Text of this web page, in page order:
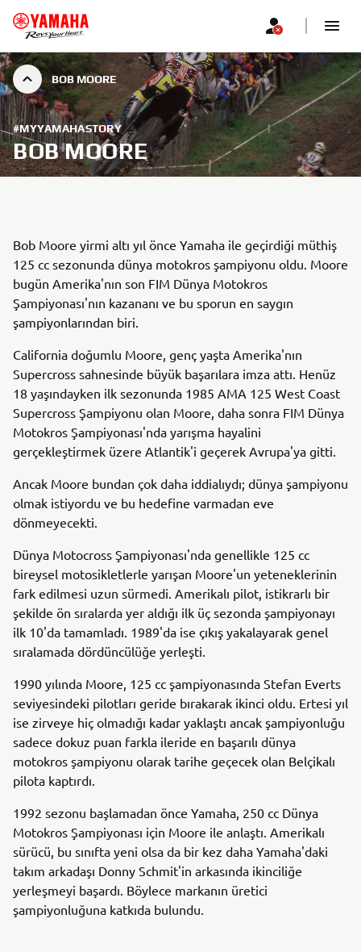
BOB MOORE
#MYYAMAHASTORY
BOB MOORE
Bob Moore yirmi altı yıl önce Yamaha ile geçirdiği müthiş
125 cc sezonunda dünya motokros şampiyonu oldu. Moore
bugün Amerika'nın son FIM Dünya Motokros
Şampiyonası'nın kazananı ve bu sporun en saygın
şampiyonlarından biri.
California doğumlu Moore, genç yaşta Amerika'nın
Supercross sahnesinde büyük başarılara imza attı. Henüz
18 yaşındayken ilk sezonunda 1985 AMA 125 West Coast
Supercross Şampiyonu olan Moore, daha sonra FIM Dünya
Motokros Şampiyonası'nda yarışma hayalini
gerçekleştirmek üzere Atlantik'i geçerek Avrupa'ya gitti.
Ancak Moore bundan çok daha iddialıydı; dünya şampiyonu
olmak istiyordu ve bu hedefine varmadan eve
dönmeyecekti.
Dünya Motocross Şampiyonası'nda genellikle 125 cc
bireysel motosikletlerle yarışan Moore'un yeteneklerinin
fark edilmesi uzun sürmedi. Amerikalı pilot, istikrarlı bir
şekilde ön sıralarda yer aldığı ilk üç sezonda şampiyonayı
ilk 10'da tamamladı. 1989'da ise çıkış yakalayarak genel
sıralamada dördüncülüğe yerleşti.
1990 yılında Moore, 125 cc şampiyonasında Stefan Everts
seviyesindeki pilotları geride bırakarak ikinci oldu. Ertesi yıl
ise zirveye hiç olmadığı kadar yaklaştı ancak şampiyonluğu
sadece dokuz puan farkla ileride en başarılı dünya
motokros şampiyonu olarak tarihe geçecek olan Belçikalı
pilota kaptırdı.
1992 sezonu başlamadan önce Yamaha, 250 cc Dünya
Motokros Şampiyonası için Moore ile anlaştı. Amerikalı
sürücü, bu sınıfta yeni olsa da bir kez daha Yamaha'daki
takım arkadaşı Donny Schmit'in arkasında ikinciliğe
yerleşmeyi başardı. Böylece markanın üretici
şampiyonluğuna katkıda bulundu.